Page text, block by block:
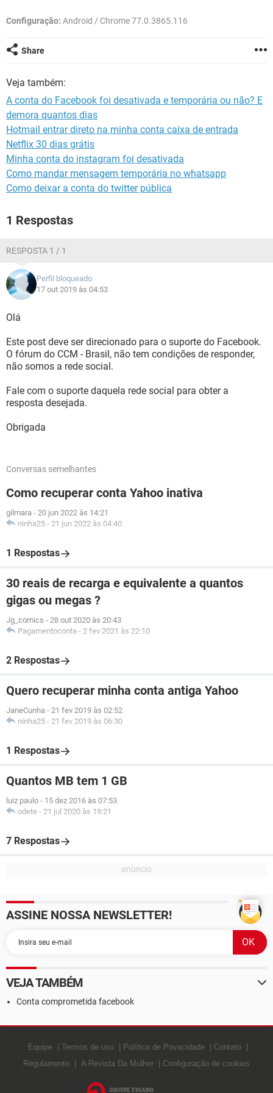
Configuração: Android / Chrome 77.0.3865.116
Share
Veja também:
A conta do Facebook foi desativada e temporária ou não? E
demora quantos dias
Hotmail entrar direto na minha conta caixa de entrada
Netflix 30 dias grátis
Minha conta do instagram foi desativada
Como mandar mensagem temporária no whatsapp
Como deixar a conta do twitter pública
1 Respostas
RESPOSTA 1 / 1
Perfil bloqueado
17 out 2019 às 04:53
Olá
Este post deve ser direcionado para o suporte do Facebook.
O fórum do CCM - Brasil, não tem condições de responder,
não somos a rede social.
Fale com o suporte daquela rede social para obter a
resposta desejada.
Obrigada
Conversas semelhantes
Como recuperar conta Yahoo inativa
gilmara - 20 jun 2022 às 14:21
ninha25 - 21 jun 2022 às 04:40
1 Respostas
30 reais de recarga e equivalente a quantos
gigas ou megas ?
Jg_comics - 28 out 2020 às 20:43
Pagamentoconta - 2 fev 2021 às 22:10
2 Respostas
Quero recuperar minha conta antiga Yahoo
JaneCunha - 21 fev 2019 às 02:52
ninha25 - 21 fev 2019 às 06:30
1 Respostas
Quantos MB tem 1 GB
luiz paulo - 15 dez 2016 às 07:53
odete - 21 jul 2020 às 19:21
7 Respostas
ASSINE NOSSA NEWSLETTER!
VEJA TAMBÉM
Conta comprometida facebook
Equipe Termos de uso Política de Privacidade
Contato
Regulamento
A Revista Da Mulher Configuração de cookies